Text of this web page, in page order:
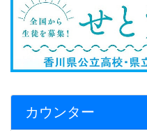
カウンター